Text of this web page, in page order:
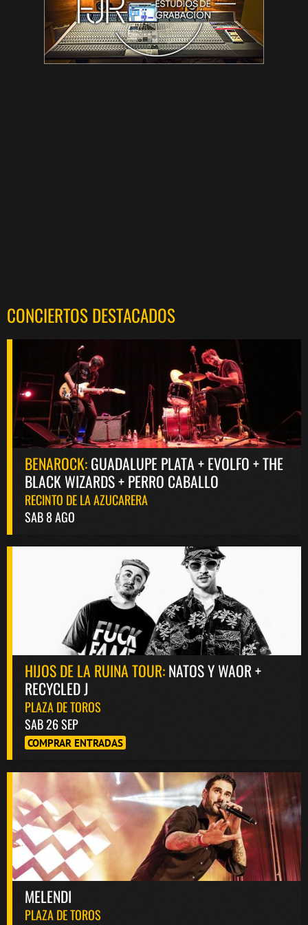
CONCIERTOS DESTACADOS
BENAROCK:GUADALUPE PLATA + EVOLFO + THE
BLACK WIZARDS + PERRO CABALLO
RECINTO DE LA AZUCARERA
SAB 8 AGO
HIJOS DE LA RUINA TOUR:NATOS Y WAOR +
RECYCLED J
PLAZA DE TOROS
SAB 26 SEP
COMPRAR ENTRADAS
MELENDI
PLAZA DE TOROS